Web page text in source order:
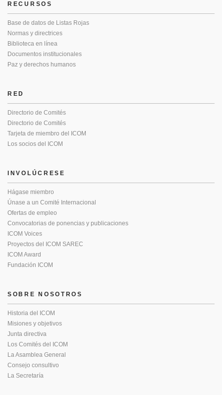
RECURSOS
Base de datos de Listas Rojas
Normas y directrices
Biblioteca en línea
Documentos institucionales
Paz y derechos humanos
RED
Directorio de Comités
Directorio de Comités
Tarjeta de miembro del ICOM
Los socios del ICOM
INVOLÚCRESE
Hágase miembro
Únase a un Comité Internacional
Ofertas de empleo
Convocatorias de ponencias y publicaciones
ICOM Voices
Proyectos del ICOM SAREC
ICOM Award
Fundación ICOM
SOBRE NOSOTROS
Historia del ICOM
Misiones y objetivos
Junta directiva
Los Comités del ICOM
La Asamblea General
Consejo consultivo
La Secretaría